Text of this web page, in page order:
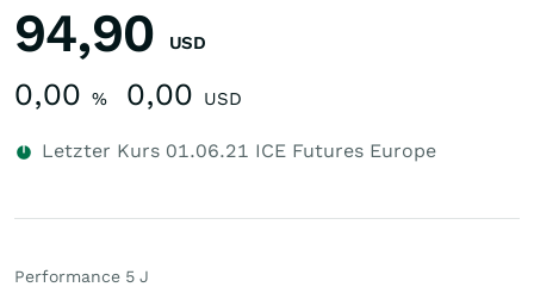
94,90 USD
0,00 % 0,00 USD
Letzter Kurs 01.06.21 ICE Futures Europe
Performance 5 J